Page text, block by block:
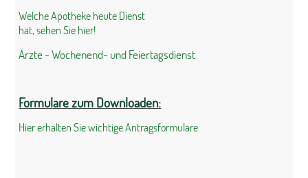
Welche Apotheke heute Dienst
hat, sehen Sie hier!
Ärzte - Wochenend- und Feiertagsdienst
Formulare zum Downloaden:
Hier erhalten Sie wichtige Antragsformulare